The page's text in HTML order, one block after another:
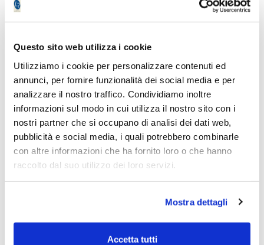
Questo sito web utilizza i cookie
Utilizziamo i cookie per personalizzare contenuti ed
annunci, per fornire funzionalità dei social media e per
analizzare il nostro traffico. Condividiamo inoltre
informazioni sul modo in cui utilizza il nostro sito con i
nostri partner che si occupano di analisi dei dati web,
pubblicità e social media, i quali potrebbero combinarle
con altre informazioni che ha fornito loro o che hanno
raccolto dal suo utilizzo dei loro servizi.
Mostra dettagli
Accetta tutti
direttore del giornale con operazioni a basso
obbligazioni, ETF e fondi di investimento con
l'obiettivo di fornire una valida alternativa
all'investimento in obbligazioni di Stato.
La selezione avviene in base a diversi metodi
propri di cui si fornisce una sintesi:
CERTIFICATE: misprincing di rendimento o
obbligazioni corporate che hanno